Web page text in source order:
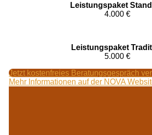
Leistungspaket
4.000 €
Leistungspaket
5.000 €
Jetzt kostenfreies Beratungsgespräch
Mehr Informationen auf der NOVA